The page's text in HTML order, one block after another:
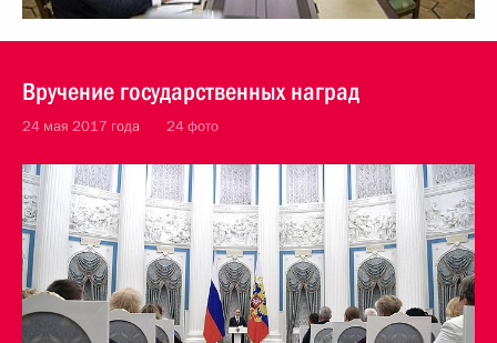
Вручение государственных наград
24 мая 2017 года 24 фото